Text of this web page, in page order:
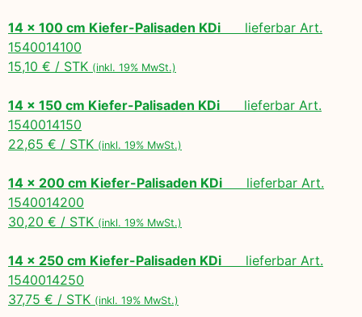
14 x 100 cm Kiefer-Palisaden KDi lieferbar Art.
1540014100
15,10 € / STK (inkl. 19% MwSt.)
14 x 150 cm Kiefer-Palisaden KDi lieferbar Art.
1540014150
22,65 € / STK (inkl. 19% MwSt.)
14 x 200 cm Kiefer-Palisaden KDi lieferbar Art.
1540014200
30,20 € / STK (inkl. 19% MwSt.)
14 x 250 cm Kiefer-Palisaden KDi lieferbar Art.
1540014250
37,75 € / STK (inkl. 19% MwSt.)